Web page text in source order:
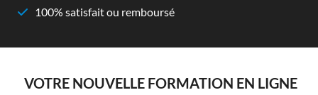
100% satisfait ou remboursé
VOTRE NOUVELLE FORMATION EN LIGNE